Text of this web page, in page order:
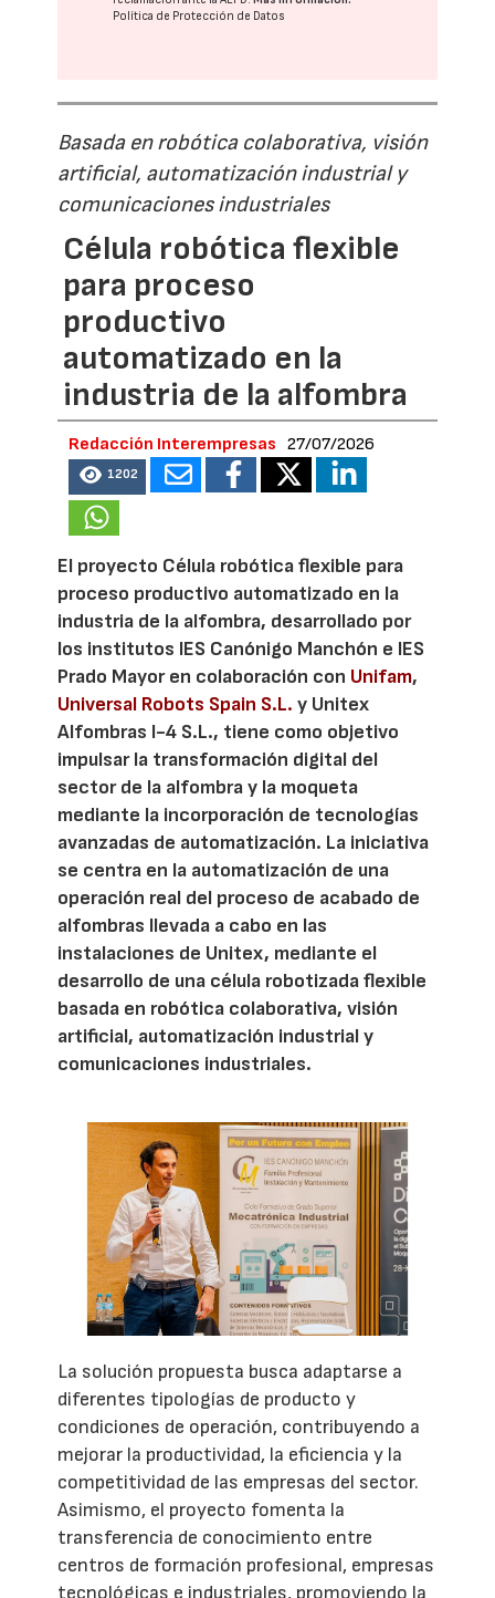
Política de Protección de Datos
Basada en robótica colaborativa, visión
artificial, automatización industrial y
comunicaciones industriales
Célula robótica flexible
para proceso
productivo
automatizado en la
industria de la alfombra
Redacción Interempresas 27/07/2026
1202
El proyecto Célula robótica flexible para
proceso productivo automatizado en la
industria de la alfombra, desarrollado por
los institutos IES Canónigo Manchón e IES
Prado Mayor en colaboración con Unifam,
Universal Robots Spain S.L. y Unitex
Alfombras I-4 S.L., tiene como objetivo
impulsar la transformación digital del
sector de la alfombra y la moqueta
mediante la incorporación de tecnologías
avanzadas de automatización. La iniciativa
se centra en la automatización de una
operación real del proceso de acabado de
alfombras llevada a cabo en las
instalaciones de Unitex, mediante el
desarrollo de una célula robotizada flexible
basada en robótica colaborativa, visión
artificial, automatización industrial y
comunicaciones industriales.
La solución propuesta busca adaptarse a
diferentes tipologías de producto y
condiciones de operación, contribuyendo a
mejorar la productividad, la eficiencia y la
competitividad de las empresas del sector.
Asimismo, el proyecto fomenta la
transferencia de conocimiento entre
centros de formación profesional, empresas
tecnológicas e industriales, promoviendo la